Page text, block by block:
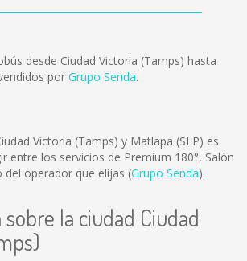
desde Ciudad Victoria (Tamps) hasta
por Grupo Senda.
Victoria (Tamps) y Matlapa (SLP) es
entre los servicios de Premium 180°, Salón
del operador que elijas (Grupo Senda).
la ciudad Ciudad